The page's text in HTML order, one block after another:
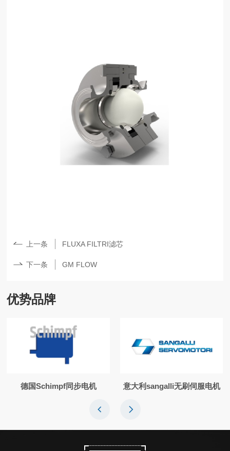
上一条 FLUXA FILTRI滤芯
下一条 GM FLOW
优势品牌
德国Schimpf同步电机 意大利sangalli无刷伺服电机